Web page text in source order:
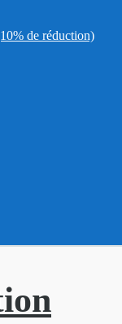
de réduction)